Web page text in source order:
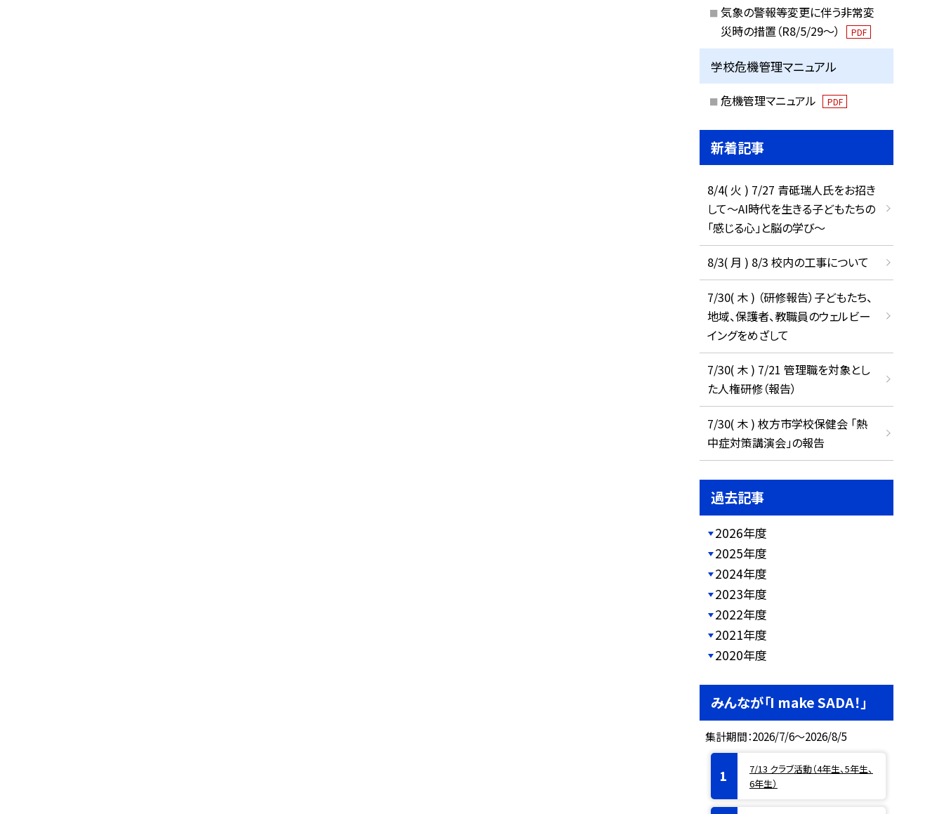
気象の警報等変更に伴う非常変
災時の措置（R8/5/29〜）
PDF
学校危機管理マニュアル
危機管理マニュアル PDF
新着記事
8/4( 火 ) 7/27 青砥瑞人氏をお招き
して〜AI時代を生きる子どもたちの
「感じる心」と脳の学び〜
8/3( 月 ) 8/3 校内の工事について
7/30( 木 ) （研修報告）子どもたち、
地域、保護者、教職員のウェルビー
イングをめざして
7/30( 木 ) 7/21 管理職を対象とし
た人権研修（報告）
7/30( 木 ) 枚方市学校保健会 「熱
中症対策講演会」の報告
過去記事
2026年度
2025年度
2024年度
2023年度
2022年度
2021年度
2020年度
みんなが「I make SADA！」
集計期間：2026/7/6～2026/8/5
7/13 クラブ活動（4年生、5年生、
6年生）